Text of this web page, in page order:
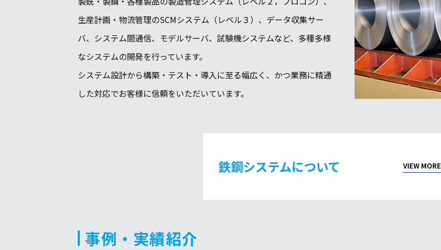
生産計画・物流管理のSCMシステム（レベル３）、データ収集サー
バ、システム間通信、モデルサーバ、試験機システムなど、多種多様
なシステムの開発を行っています。
システム設計から構築・テスト・導入に至る幅広く、かつ業務に精通
した対応でお客様に信頼をいただいています。
鉄鋼システムについて VIEW MORE
事例・実績紹介